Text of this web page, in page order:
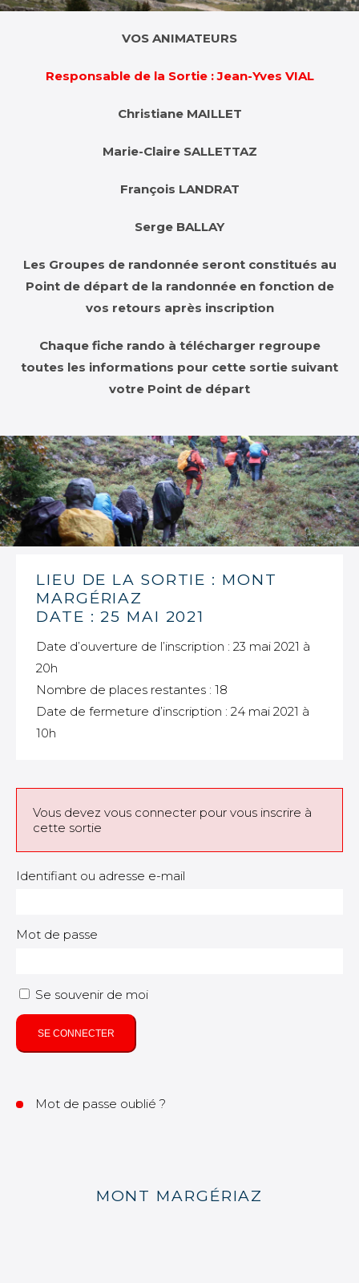
VOS ANIMATEURS
Responsable de la Sortie : Jean-Yves VIAL
Christiane MAILLET
Marie-Claire SALLETTAZ
François LANDRAT
Serge BALLAY
Les Groupes de randonnée seront constitués au
Point de départ de la randonnée en fonction de
vos retours après inscription
Chaque fiche rando à télécharger regroupe
toutes les informations pour cette sortie suivant
votre Point de départ
LIEU DE LA SORTIE : MONT
MARGÉRIAZ
DATE : 25 MAI 2021
Date d’ouverture de l’inscription : 23 mai 2021 à
20h
Nombre de places restantes : 18
Date de fermeture d’inscription : 24 mai 2021 à
10h
Vous devez vous connecter pour vous inscrire à
cette sortie
Identifiant ou adresse e-mail
Mot de passe
Se souvenir de moi
SE CONNECTER
Mot de passe oublié ?
MONT MARGÉRIAZ